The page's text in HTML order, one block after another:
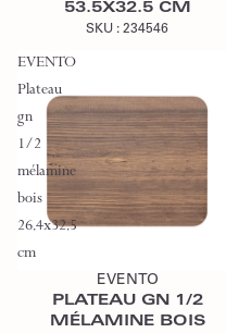
53.5X32.5 CM
SKU : 234546
EVENTO
Plateau
gn
1/2
mélamine
bois
26.4x32.5
cm
EVENTO
PLATEAU GN 1/2
MÉLAMINE BOIS